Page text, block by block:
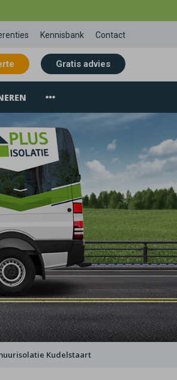
Kennisbank Contact
Gratis advies
Kudelstaart